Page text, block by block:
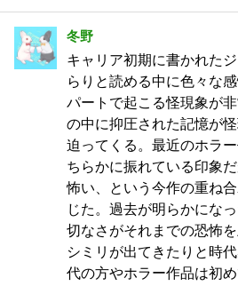
冬野
キャリア初期に書かれた
らりと読める中に色々な
パートで起こる怪現象が
の中に抑圧された記憶が
迫ってくる。最近のホラ
ちらかに振れている印象
怖い、という今作の重ね
じた。過去が明らかにな
切なさがそれまでの恐怖
シミリが出てきたりと時
代の方やホラー作品は初